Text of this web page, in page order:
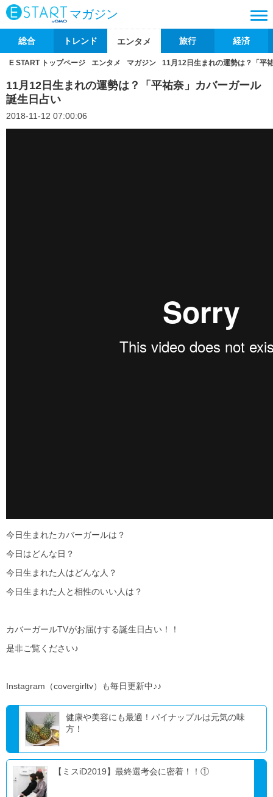
マガジン
総合 トレンド エンタメ 旅行 経済
E START トップページ エンタメ マガジン 11月12日生まれの運勢は？「平
11月12日生まれの運勢は？「平祐奈」カバーガール
誕生日占い
2018-11-12 07:00:06
今日生まれたカバーガールは？
今日はどんな日？
今日生まれた人はどんな人？
今日生まれた人と相性のいい人は？
カバーガールTVがお届けする誕生日占い！！
是非ご覧ください♪
Instagram（covergirltv）も毎日更新中♪♪
健康や美容にも最適！パイナップルは元気の味
方！
【ミスiD2019】最終選考会に密着！！①